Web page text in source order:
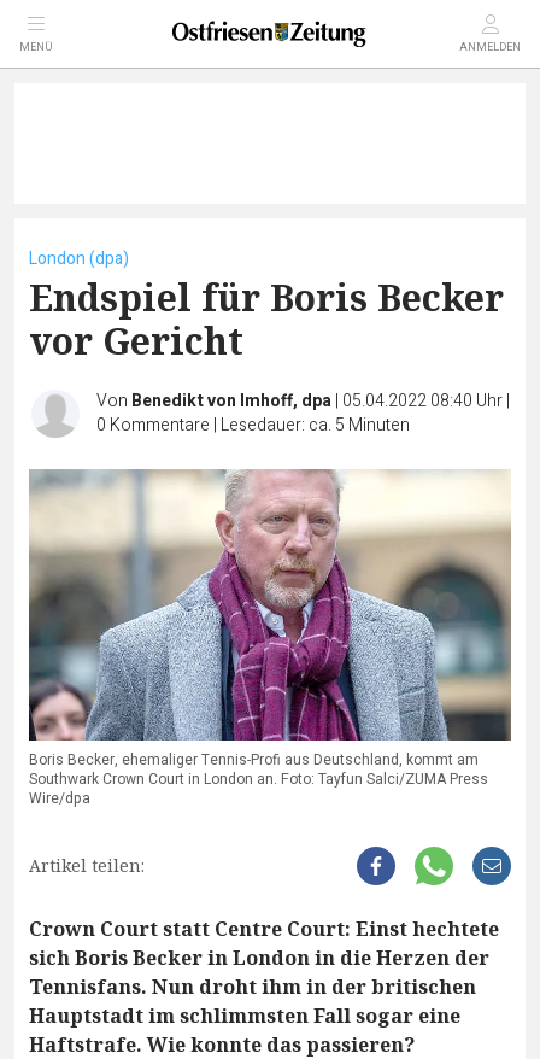
MENÜ ANMELDEN
London (dpa)
Endspiel für Boris Becker
vor Gericht
Von Benedikt von Imhoff, dpa| 05.04.2022 08:40 Uhr|
0 Kommentare | Lesedauer: ca. 5 Minuten
Boris Becker, ehemaliger Tennis-Profi aus Deutschland, kommt am
Southwark Crown Court in London an. Foto: Tayfun Salci/ZUMA Press
Wire/dpa
Artikel teilen:
Crown Court statt Centre Court: Einst hechtete
sich Boris Becker in London in die Herzen der
Tennisfans. Nun droht ihm in der britischen
Hauptstadt im schlimmsten Fall sogar eine
Haftstrafe. Wie konnte das passieren?